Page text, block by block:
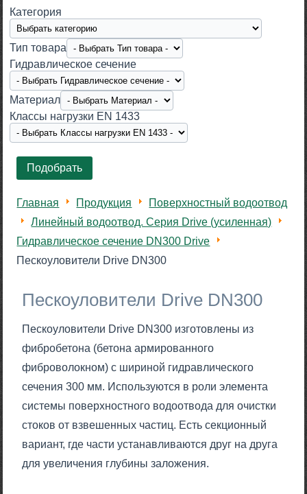
Категория
Тип товара
Гидравлическое сечение
Материал
Класcы нагрузки EN 1433
Главная Продукция
Поверхностный водоотвод
Линейный водоотвод. Серия Drive (усиленная)
Гидравлическое сечение DN300 Drive
Пескоуловители Drive DN300
Пескоуловители Drive DN300
Пескоуловители Drive DN300 изготовлены из
фибробетона (бетона армированного
фиброволокном) с шириной гидравлического
сечения 300 мм. Используются в роли элемента
системы поверхностного водоотвода для очистки
стоков от взвешенных частиц. Есть секционный
вариант, где части устанавливаются друг на друга
для увеличения глубины заложения.